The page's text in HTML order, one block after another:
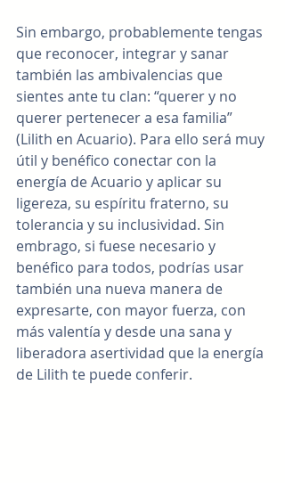
Sin embargo, probablemente tengas
que reconocer, integrar y sanar
también las ambivalencias que
sientes ante tu clan: “querer y no
querer pertenecer a esa familia”
(Lilith en Acuario). Para ello será muy
útil y benéfico conectar con la
energía de Acuario y aplicar su
ligereza, su espíritu fraterno, su
tolerancia y su inclusividad. Sin
embrago, si fuese necesario y
benéfico para todos, podrías usar
también una nueva manera de
expresarte, con mayor fuerza, con
más valentía y desde una sana y
liberadora asertividad que la energía
de Lilith te puede conferir.